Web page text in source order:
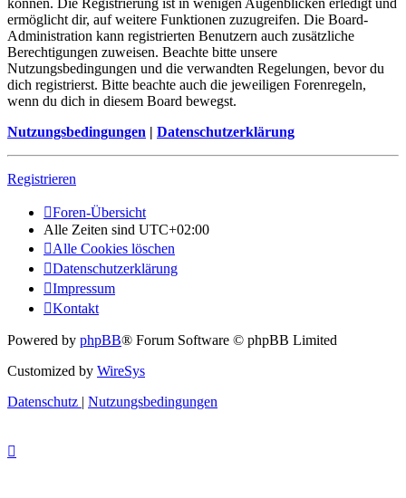
ermöglicht dir, auf weitere Funktionen zuzugreifen. Die Board-
Administration kann registrierten Benutzern auch zusätzliche
Berechtigungen zuweisen. Beachte bitte unsere
Nutzungsbedingungen und die verwandten Regelungen, bevor du
dich registrierst. Bitte beachte auch die jeweiligen Forenregeln,
wenn du dich in diesem Board bewegst.
Nutzungsbedingungen | Datenschutzerklärung
Registrieren
Foren-Übersicht
Alle Zeiten sind UTC+02:00
Alle Cookies löschen
Datenschutzerklärung
Impressum
Kontakt
Powered by phpBB® Forum Software © phpBB Limited
Customized by WireSys
Datenschutz | Nutzungsbedingungen